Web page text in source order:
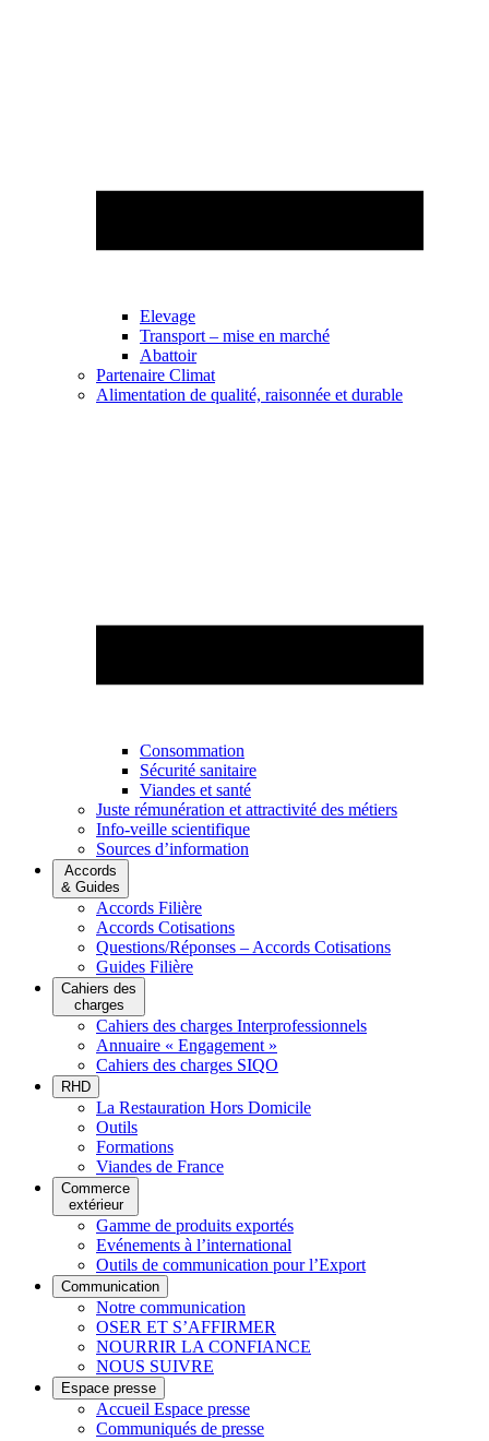
Elevage
Transport – mise en marché
Abattoir
Partenaire Climat
Alimentation de qualité, raisonnée et durable
Consommation
Sécurité sanitaire
Viandes et santé
Juste rémunération et attractivité des métiers
Info-veille scientifique
Sources d’information
Accords
& Guides
Accords Filière
Accords Cotisations
Questions/Réponses – Accords Cotisations
Guides Filière
Cahiers des
charges
Cahiers des charges Interprofessionnels
Annuaire « Engagement »
Cahiers des charges SIQO
RHD
La Restauration Hors Domicile
Outils
Formations
Viandes de France
Commerce
extérieur
Gamme de produits exportés
Evénements à l’international
Outils de communication pour l’Export
Communication
Notre communication
OSER ET S’AFFIRMER
NOURRIR LA CONFIANCE
NOUS SUIVRE
Espace presse
Accueil Espace presse
Communiqués de presse